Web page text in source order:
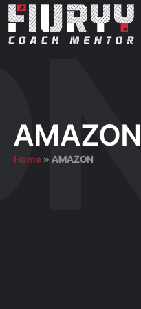
AMAZON
Home » AMAZON